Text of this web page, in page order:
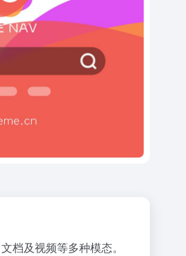
档及视频等多种模态。